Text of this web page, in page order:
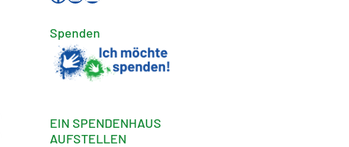
Spenden
EIN SPENDENHAUS
AUFSTELLEN